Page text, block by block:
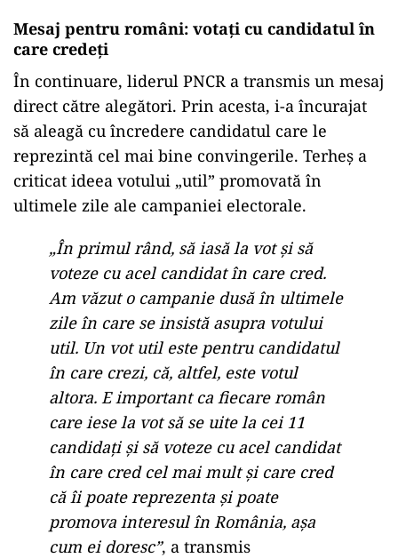
Mesaj pentru români: votați cu candidatul în
care credeți
În continuare, liderul PNCR a transmis un mesaj
direct către alegători. Prin acesta, i-a încurajat
să aleagă cu încredere candidatul care le
reprezintă cel mai bine convingerile. Terheș a
criticat ideea votului „util” promovată în
ultimele zile ale campaniei electorale.
„În primul rând, să iasă la vot și să
voteze cu acel candidat în care cred.
Am văzut o campanie dusă în ultimele
zile în care se insistă asupra votului
util. Un vot util este pentru candidatul
în care crezi, că, altfel, este votul
altora. E important ca fiecare român
care iese la vot să se uite la cei 11
candidați și să voteze cu acel candidat
în care cred cel mai mult și care cred
că îi poate reprezenta și poate
promova interesul în România, așa
cum ei doresc”, a transmis